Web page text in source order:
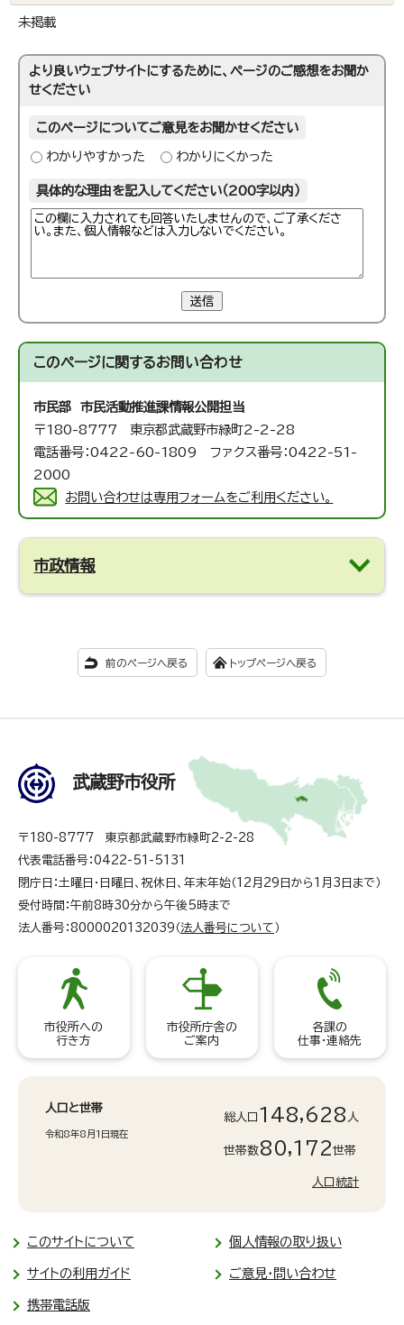
未掲載
より良いウェブサイトにするために、ページのご感想をお聞か
せください
このページについてご意見をお聞かせください
わかりやすかった わかりにくかった
具体的な理由を記入してください（200字以内）
送信
このページに関するお問い合わせ
市民部 市民活動推進課情報公開担当
〒180-8777 東京都武蔵野市緑町2-2-28
電話番号：0422-60-1809 ファクス番号：0422-51-
2000
お問い合わせは専用フォームをご利用ください。
市政情報
前のページへ戻る トップページへ戻る
武蔵野市役所
〒180-8777 東京都武蔵野市緑町2-2-28
代表電話番号：0422-51-5131
閉庁日：土曜日・日曜日、祝休日、年末年始（12月29日から1月3日まで）
受付時間：午前8時30分から午後5時まで
法人番号：8000020132039（ 法人番号について ）
市役所への
行き方
市役所庁舎の
ご案内
各課の
仕事・連絡先
人口と世帯
令和8年8月1日現在
総人口 148,628 人
世帯数80,172世帯
人口統計
このサイトについて 個人情報の取り扱い
サイトの利用ガイド ご意見・問い合わせ
携帯電話版